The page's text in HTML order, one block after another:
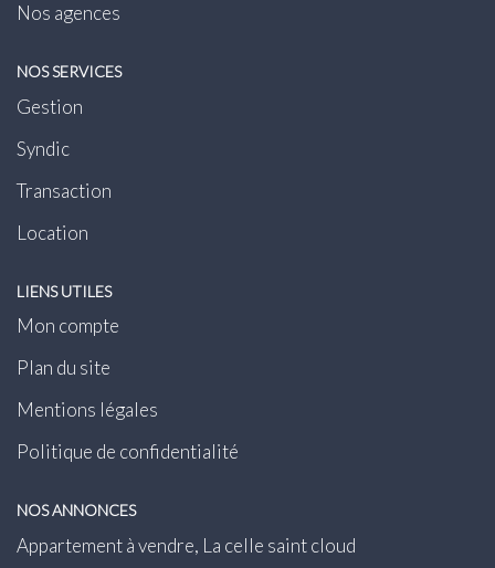
Nos agences
NOS SERVICES
Gestion
Syndic
Transaction
Location
LIENS UTILES
Mon compte
Plan du site
Mentions légales
Politique de confidentialité
NOS ANNONCES
Appartement à vendre, La celle saint cloud